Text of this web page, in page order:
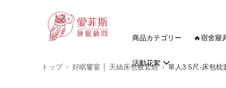
商品カテゴリー 🔥宿舍寢
活動花絮
トップ 好眠饗宴 │ 天絲床包被套組 單人3.5尺-床包枕